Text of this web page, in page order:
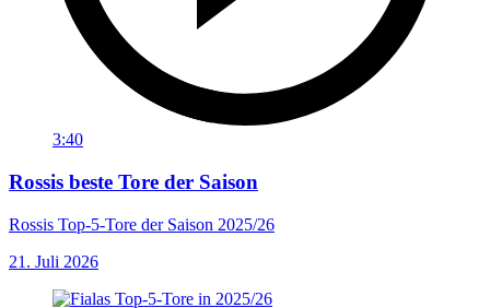
3:40
Rossis beste Tore der Saison
Rossis Top-5-Tore der Saison 2025/26
21. Juli 2026